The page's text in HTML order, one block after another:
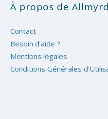
À propos de
Contact
Besoin d’aide ?
Mentions légales
Conditions Générales